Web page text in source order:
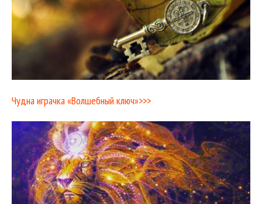
Чудна играчка «Волшебный ключ»>>>